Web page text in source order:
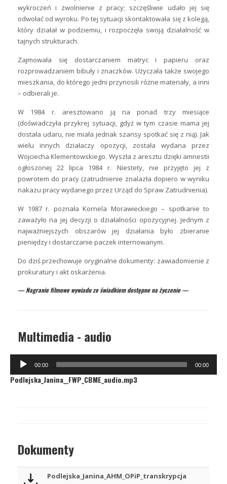
wykroczeń i zwolnienie z pracy; szczęśliwie udało jej się
odwołać od wyroku. Po tej sytuacji skontaktowała się z kolegą,
który działał w podziemiu, i rozpoczęła swoją działalność w
tajnych strukturach.
Zajmowała się dostarczaniem matryc i papieru oraz
rozprowadzaniem bibuły i znaczków. Użyczała także swojego
mieszkania, do którego jedni przynosili różne materiały, a inni
– odbierali je.
W 1984 r. aresztowano ją na ponad trzy miesiące
(doświadczyła przykrej sytuacji, gdyż w tym czasie mama jej
dostała udaru, nie miała jednak szansy spotkać się z nią). Jak
wielu innych działaczy opozycji, została wydana przez
Wojciecha Klementowskiego. Wyszła z aresztu dzięki amnestii
ogłoszonej 22 lipca 1984 r. Niestety, nie przyjęto jej z
powrotem do pracy (zatrudnienie znalazła dopiero w wyniku
nakazu pracy wydanego przez Urząd do Spraw Zatrudnienia).
W 1987 r. poznała Kornela Morawieckiego – spotkanie to
zaważyło na jej decyzji o działalności opozycyjnej. Jednym z
najważniejszych obszarów jej działania było zbieranie
pieniędzy i dostarczanie paczek internowanym.
Do dziś przechowuje oryginalne dokumenty: zawiadomienie z
prokuratury i akt oskarżenia.
— Nagranie filmowe wywiadu ze świadkiem dostępne na życzenie —
Multimedia - audio
Odtwarzacz
plików
dźwiękowych
00:00 00:00
Podlejska_Janina__FWP_CBME_audio.mp3
Dokumenty
Podlejska_Janina_AHM_OPiP_transkrypcja